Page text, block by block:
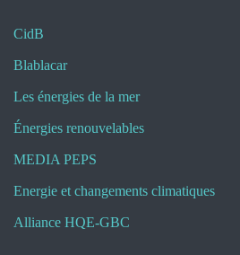
CidB
Blablacar
Les énergies de la mer
Énergies renouvelables
MEDIA PEPS
Energie et changements climatiques
Alliance HQE-GBC